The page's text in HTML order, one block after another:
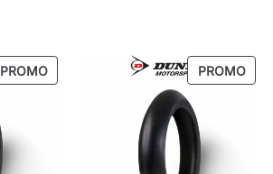
PROMOPRODUIT
PROMO